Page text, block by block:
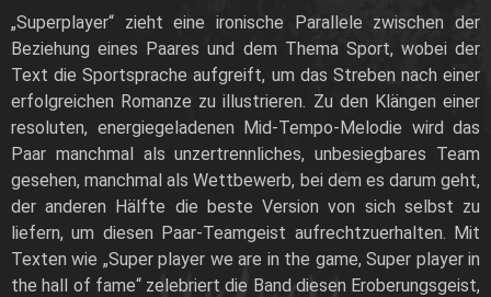
„Superplayer“ zieht eine ironische Parallele zwischen der
Beziehung eines Paares und dem Thema Sport, wobei der
Text die Sportsprache aufgreift, um das Streben nach einer
erfolgreichen Romanze zu illustrieren. Zu den Klängen einer
resoluten, energiegeladenen Mid-Tempo-Melodie wird das
Paar manchmal als unzertrennliches, unbesiegbares Team
gesehen, manchmal als Wettbewerb, bei dem es darum geht,
der anderen Hälfte die beste Version von sich selbst zu
liefern, um diesen Paar-Teamgeist aufrechtzuerhalten. Mit
Texten wie „Super player we are in the game, Super player in
the hall of fame“ zelebriert die Band diesen Eroberungsgeist,